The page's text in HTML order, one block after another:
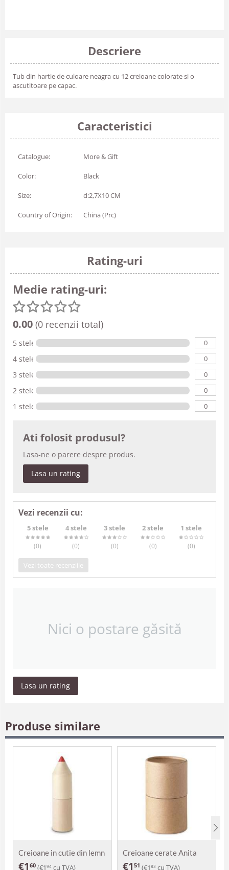
Descriere
Tub din hartie de culoare neagra cu 12 creioane colorate si o
ascutitoare pe capac.
Caracteristici
Catalogue: More & Gift
Color: Black
Size: d:2,7X10 CM
Country of Origin: China (Prc)
Rating-uri
Medie rating-uri:
0.00 (0 recenzii total)
5 stele 0
4 stele 0
3 stele 0
2 stele 0
1 stele 0
Ati folosit produsul?
Lasa-ne o parere despre produs.
Lasa un rating
Vezi recenzii cu:
5 stele
(0)
4 stele
(0)
3 stele
(0)
2 stele
(0)
1 stele
(0)
Vezi toate recenziile
Nici o postare găsită
Lasa un rating
Produse similare
Creioane in cutie din lemn
Alexia
€1 60 (€1 94 cu TVA)
Creioane cerate Anita
€1 51 (€1 83 cu TVA)